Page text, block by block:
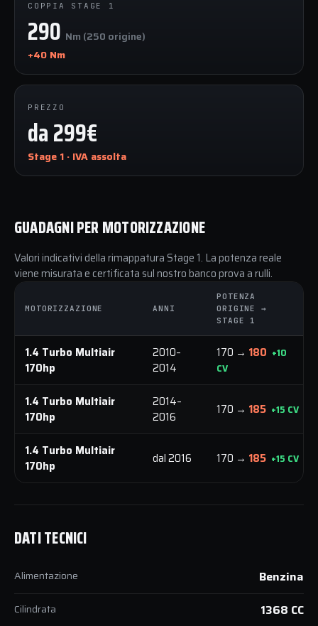
COPPIA STAGE 1
290 Nm (250 origine)
+40 Nm
PREZZO
da 299€
Stage 1 · IVA assolta
GUADAGNI PER MOTORIZZAZIONE
Valori indicativi della rimappatura Stage 1. La potenza reale
viene misurata e certificata sul nostro banco prova a rulli.
MOTORIZZAZIONE ANNI
POTENZA
ORIGINE →
STAGE 1
1.4 Turbo Multiair
170hp
2010–
2014
170 → 180 +10
CV
1.4 Turbo Multiair
170hp
2014–
2016
170 → 185 +15 CV
1.4 Turbo Multiair
170hp
dal 2016 170 → 185 +15 CV
DATI TECNICI
Alimentazione Benzina
Cilindrata 1368 CC